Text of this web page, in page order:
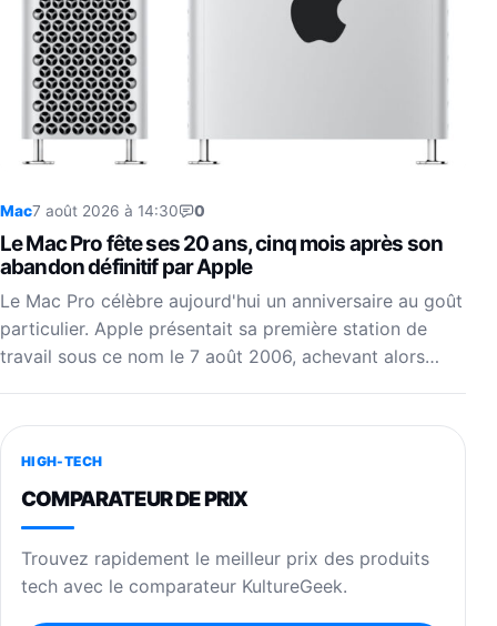
Mac7 août 2026 à 14:30 0
Le Mac Pro fête ses 20 ans, cinq mois après son
abandon définitif par Apple
Le Mac Pro célèbre aujourd'hui un anniversaire au goût
particulier. Apple présentait sa première station de
travail sous ce nom le 7 août 2006, achevant alors…
HIGH-TECH
COMPARATEUR DE PRIX
Trouvez rapidement le meilleur prix des produits
tech avec le comparateur KultureGeek.